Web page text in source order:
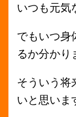
す。
実際に介護をす
おばあちゃんが
ど